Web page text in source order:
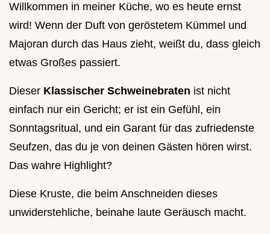
Willkommen in meiner Küche, wo es heute ernst
wird! Wenn der Duft von geröstetem Kümmel und
Majoran durch das Haus zieht, weißt du, dass gleich
etwas Großes passiert.
Dieser Klassischer Schweinebraten ist nicht
einfach nur ein Gericht; er ist ein Gefühl, ein
Sonntagsritual, und ein Garant für das zufriedenste
Seufzen, das du je von deinen Gästen hören wirst.
Das wahre Highlight?
Diese Kruste, die beim Anschneiden dieses
unwiderstehliche, beinahe laute Geräusch macht.